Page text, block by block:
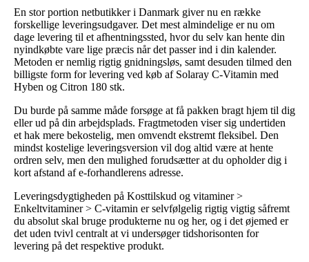
En stor portion netbutikker i Danmark giver nu en række
forskellige leveringsudgaver. Det mest almindelige er nu om
dage levering til et afhentningssted, hvor du selv kan hente din
nyindkøbte vare lige præcis når det passer ind i din kalender.
Metoden er nemlig rigtig gnidningsløs, samt desuden tilmed den
billigste form for levering ved køb af Solaray C-Vitamin med
Hyben og Citron 180 stk.
Du burde på samme måde forsøge at få pakken bragt hjem til dig
eller ud på din arbejdsplads. Fragtmetoden viser sig undertiden
et hak mere bekostelig, men omvendt ekstremt fleksibel. Den
mindst kostelige leveringsversion vil dog altid være at hente
ordren selv, men den mulighed forudsætter at du opholder dig i
kort afstand af e-forhandlerens adresse.
Leveringsdygtigheden på Kosttilskud og vitaminer >
Enkeltvitaminer > C-vitamin er selvfølgelig rigtig vigtig såfremt
du absolut skal bruge produkterne nu og her, og i det øjemed er
det uden tvivl centralt at vi undersøger tidshorisonten for
levering på det respektive produkt.